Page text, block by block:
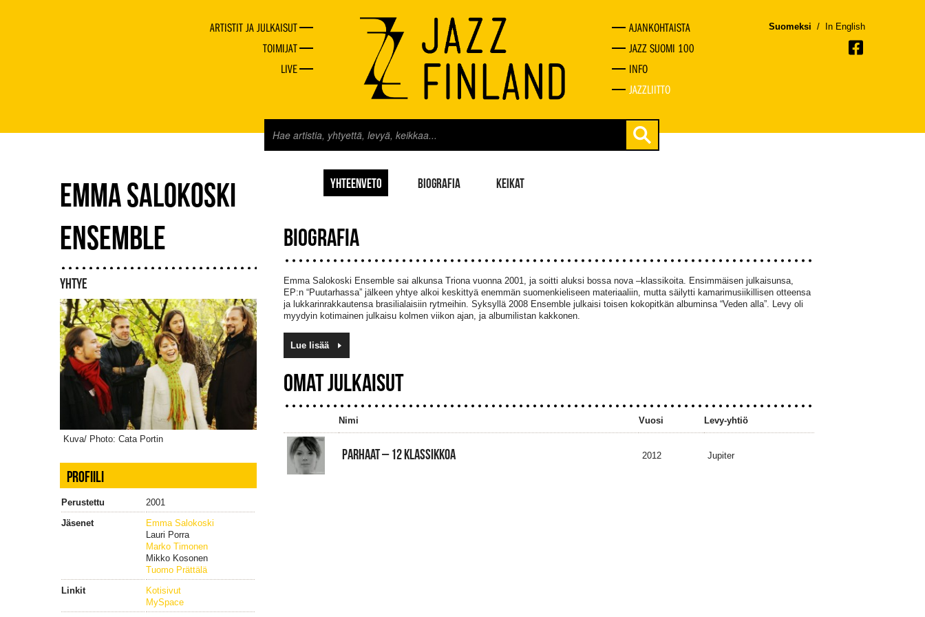
ARTISTIT JA JULKAISUT
TOIMIJAT
LIVE
AJANKOHTAISTA
JAZZ SUOMI 100
INFO
JAZZLIITTO
Suomeksi / In English
YHTEENVETO BIOGRAFIA KEIKAT
EMMA SALOKOSKI
ENSEMBLE
YHTYE
Kuva/ Photo: Cata Portin
PROFIILI
Perustettu
2001
Jäsenet
Emma Salokoski
Lauri Porra
Marko Timonen
Mikko Kosonen
Tuomo Prättälä
Linkit
Kotisivut
MySpace
BIOGRAFIA
Emma Salokoski Ensemble sai alkunsa Triona vuonna 2001, ja soitti aluksi bossa nova –klassikoita. Ensimmäisen julkaisunsa,
EP:n “Puutarhassa” jälkeen yhtye alkoi keskittyä enemmän suomenkieliseen materiaaliin, mutta säilytti kamarimusiikillisen otteensa
ja lukkarinrakkautensa brasilialaisiin rytmeihin. Syksyllä 2008 Ensemble julkaisi toisen kokopitkän albuminsa “Veden alla”. Levy oli
myydyin kotimainen julkaisu kolmen viikon ajan, ja albumilistan kakkonen.
Lue lisää
OMAT JULKAISUT
Nimi Vuosi Levy-yhtiö
PARHAAT – 12 KLASSIKKOA 2012 Jupiter